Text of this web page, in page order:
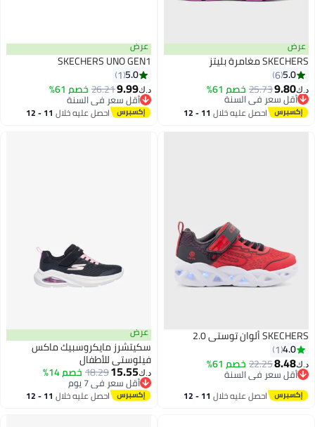
عرض
SKECHERS مغامرة بليتز
5.0
6
د.ك‏9.80
25.73خصم 61%
أقل سعر في السنة
بتخلّص بسرعة
أقل سعر في السنة
احصل عليه خلال 11 - 12
عرض
SKECHERS UNO GEN1
5.0
1
د.ك‏9.99
26.21خصم 61%
أقل سعر في السنة
أقل سعر في السنة
احصل عليه خلال 11 - 12
SKECHERS ألوان توستي 2.0
4.0
1
د.ك‏8.48
22.25خصم 61%
أقل سعر في السنة
أقل سعر في السنة
احصل عليه خلال 11 - 12
اغسطس
عرض
سكيتشرز مايكروسبيك ماكس
فيلوستي للأطفال
د.ك‏15.55
18.29خصم 14%
أقل سعر في 7 يوم
أقل سعر في 7 يوماحصل عليه خلال 11 - 12
اغسطس